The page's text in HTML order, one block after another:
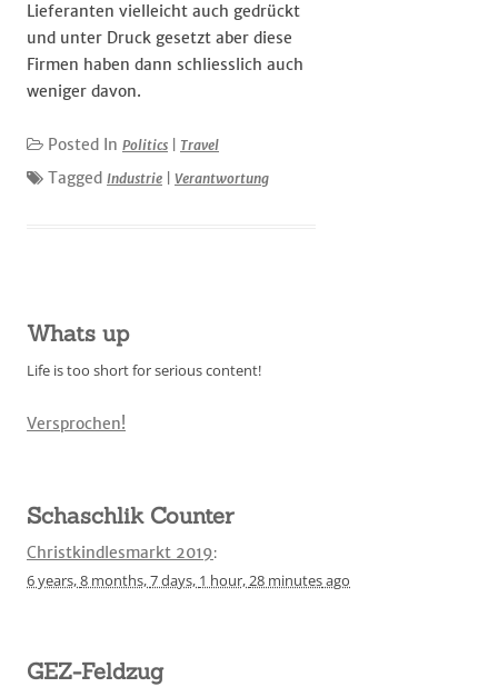
Lieferanten vielleicht auch gedrückt
und unter Druck gesetzt aber diese
Firmen haben dann schliesslich auch
weniger davon.
Posted In Politics Travel
Tagged Industrie Verantwortung
Whats up
Life is too short for serious content!
Versprochen!
Schaschlik Counter
Christkindlesmarkt 2019:
6 years,8 months,7 days, 1 hour,28 minutesago
GEZ-Feldzug